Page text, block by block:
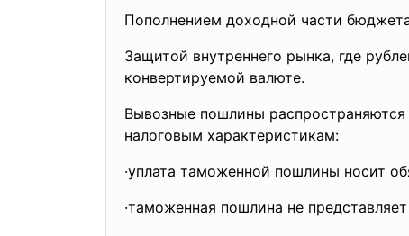
Пополнением доходной части
Защитой внутреннего рынка, где
конвертируемой валюте.
Вывозные пошлины
налоговым характеристикам:
·уплата таможенной пошлины носит
·таможенная пошлина не